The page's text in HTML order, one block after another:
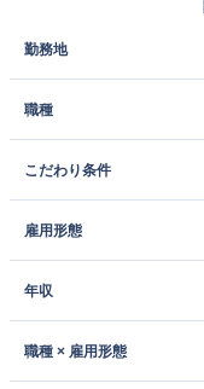
勤務地
職種
こだわり条件
雇用形態
年収
職種 × 雇用形態